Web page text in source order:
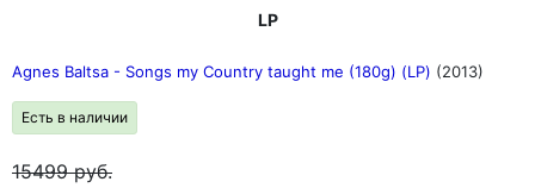
LP
Agnes Baltsa - Songs my Country taught me (180g) (LP) (2013)
Есть в наличии
15499руб.